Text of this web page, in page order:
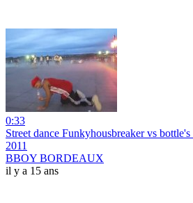
0:33
Street dance Funkyhousbreaker vs
2011
BBOY BORDEAUX
il y a 15 ans